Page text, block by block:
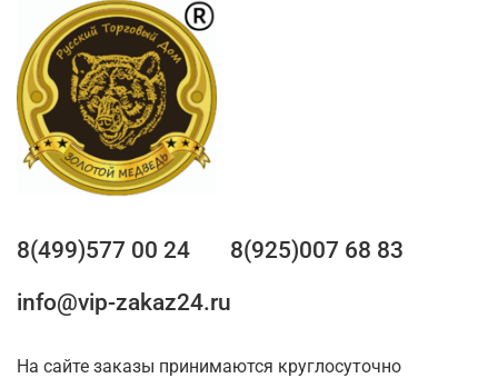
8(499)577 00 24
8(925)007 68 83
info@vip-zakaz24.ru
На сайте заказы принимаются круглосуточно